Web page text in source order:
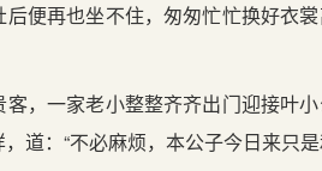
便再也坐不住，匆匆忙忙换好衣
，一家老小整整齐齐出门迎接叶
道：“不必麻烦，本公子今日来只